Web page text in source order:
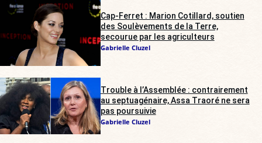
Cap-Ferret : Marion Cotillard, soutien
des Soulèvements de la Terre,
secourue par les agriculteurs
Gabrielle Cluzel
Trouble à l’Assemblée : contrairement
au septuagénaire, Assa Traoré ne sera
pas poursuivie
Gabrielle Cluzel